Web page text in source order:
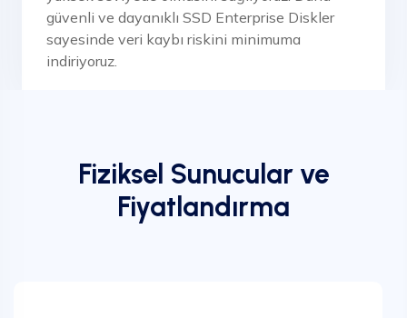
güvenli ve dayanıklı SSD Enterprise Diskler
sayesinde veri kaybı riskini minimuma
indiriyoruz.
Fiziksel Sunucular ve
Fiyatlandırma